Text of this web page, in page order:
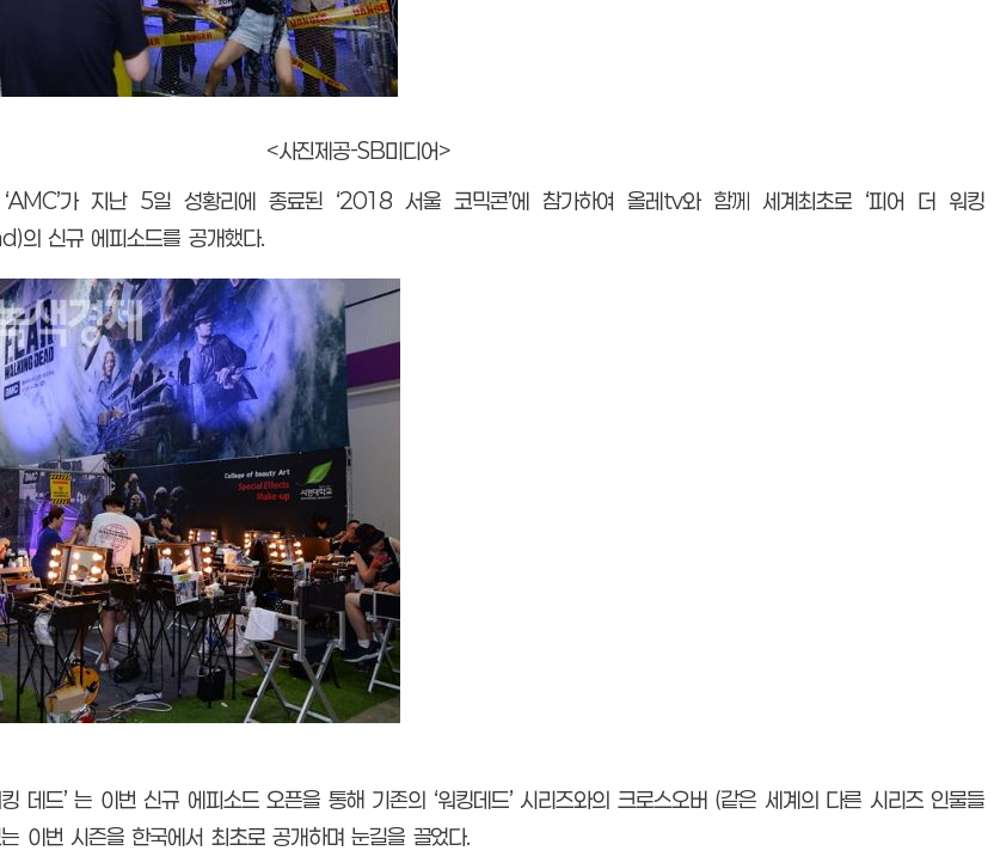
<사진제공-SB미디어>
가 지난 5일 성황리에 종료된 ‘2018 서울 코믹콘’에 참가하여 올레tv와 함께 세계최초로 ‘피어 더 워킹
신규 에피소드를 공개했다.
데드’ 는 이번 신규 에피소드 오픈을 통해 기존의 ‘워킹데드’ 시리즈와의 크로스오버 (같은 세계의 다른 시리즈 인물들
이번 시즌을 한국에서 최초로 공개하며 눈길을 끌었다.